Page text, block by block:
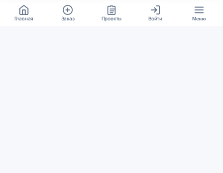
Главная Заказ Проекты Войти Меню